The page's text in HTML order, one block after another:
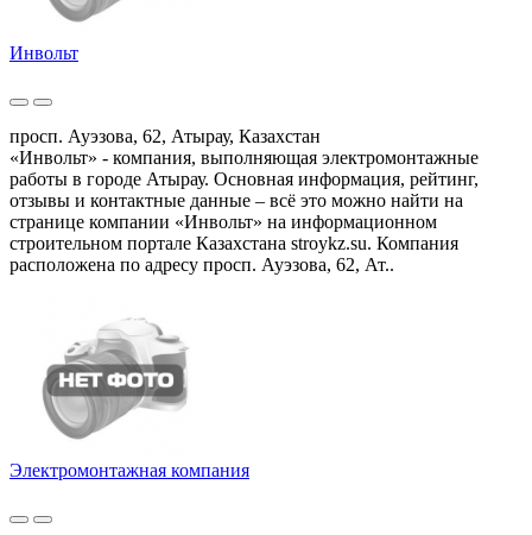
Инвольт
просп. Ауэзова, 62, Атырау, Казахстан
«Инвольт» - компания, выполняющая электромонтажные
работы в городе Атырау. Основная информация, рейтинг,
отзывы и контактные данные – всё это можно найти на
странице компании «Инвольт» на информационном
строительном портале Казахстана stroykz.su. Компания
расположена по адресу просп. Ауэзова, 62, Ат..
Электромонтажная компания